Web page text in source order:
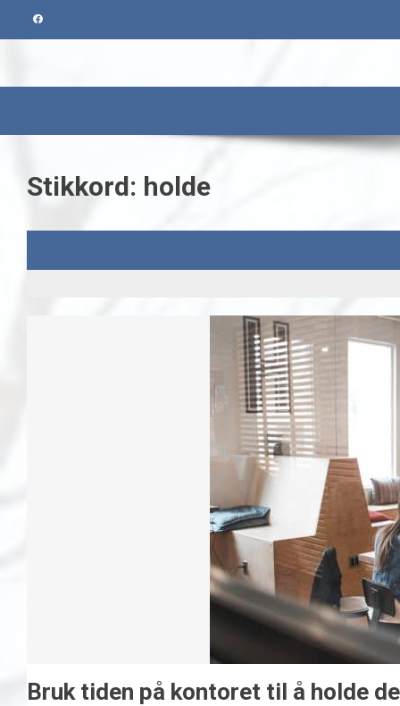
Stikkord: holde
Bruk tiden på kontoret til å holde